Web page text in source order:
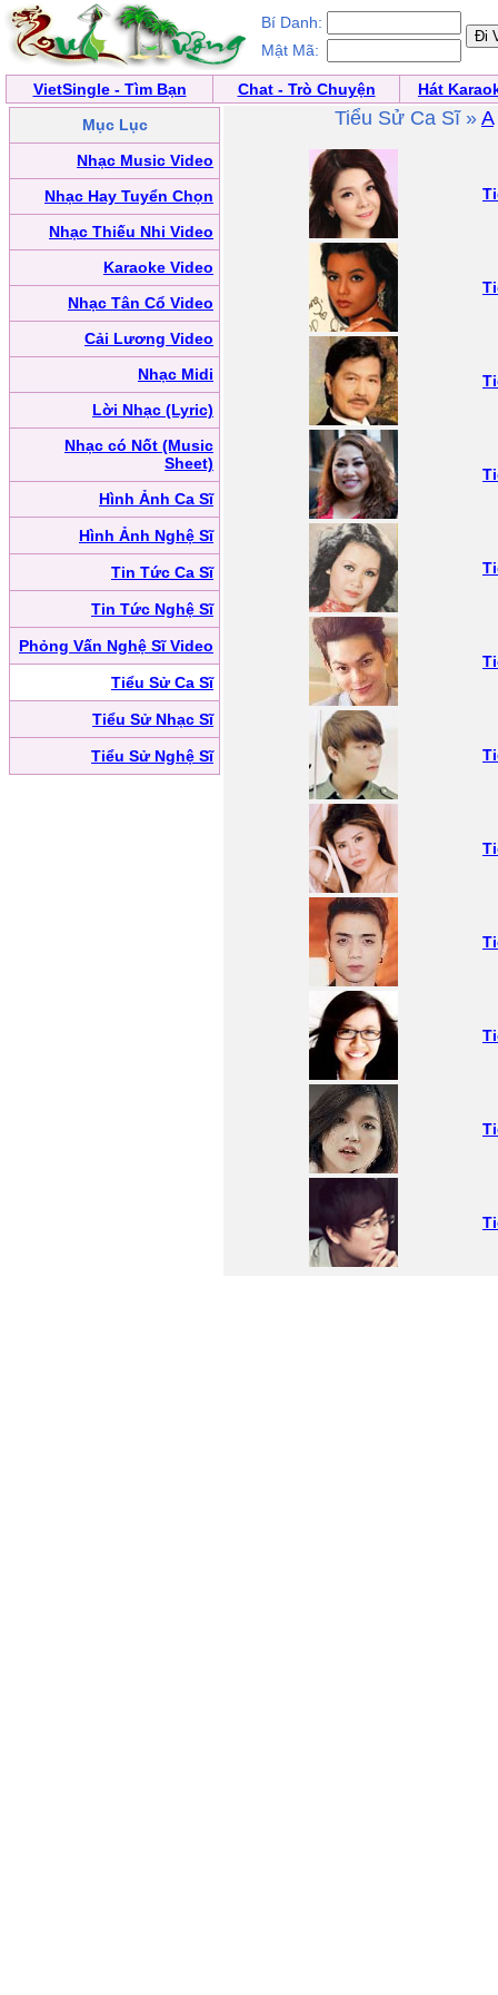
Bí Danh:
Mật Mã:
VietSingle - Tìm Bạn Chat - Trò Chuyện
Hát
Mục Lục
Nhạc Music Video
Nhạc Hay Tuyển Chọn
Nhạc Thiếu Nhi Video
Karaoke Video
Nhạc Tân Cổ Video
Cải Lương Video
Nhạc Midi
Lời Nhạc (Lyric)
Nhạc có Nốt (Music
Sheet)
Hình Ảnh Ca Sĩ
Hình Ảnh Nghệ Sĩ
Tin Tức Ca Sĩ
Tin Tức Nghệ Sĩ
Phỏng Vấn Nghệ Sĩ Video
Tiểu Sử Ca Sĩ
Tiểu Sử Nhạc Sĩ
Tiểu Sử Nghệ Sĩ
Tiểu Sử Ca Sĩ » A